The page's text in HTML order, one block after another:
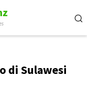
di Sulawesi